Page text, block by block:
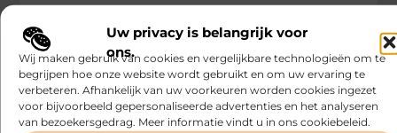
Uw privacy is belangrijk voor
ons.
Wij maken gebruik van cookies en vergelijkbare technologieën om te
begrijpen hoe onze website wordt gebruikt en om uw ervaring te
verbeteren. Afhankelijk van uw voorkeuren worden cookies ingezet
voor bijvoorbeeld gepersonaliseerde advertenties en het analyseren
van bezoekersgedrag. Meer informatie vindt u in ons cookiebeleid.